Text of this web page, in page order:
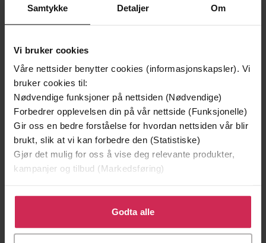
Samtykke Detaljer Om
Vi bruker cookies
Våre nettsider benytter cookies (informasjonskapsler). Vi
bruker cookies til:
Nødvendige funksjoner på nettsiden (Nødvendige)
Forbedrer opplevelsen din på vår nettside (Funksjonelle)
Gir oss en bedre forståelse for hvordan nettsiden vår blir
brukt, slik at vi kan forbedre den (Statistiske)
Gjør det mulig for oss å vise deg relevante produkter,
kampanjer og tilbud (Markedsføring)
Klikk på «Godta alle» for å gi oss ditt samtykke til å
bruke cookies for alle disse formålene. Du kan også
tilpasse ditt samtykke til spesifikke formål ved å klikke
Godta alle
199,-
Minnesota
Jo Nesbø
EBOK
349,-
Utskudd
Jørn Lier Horst
EBOK
An Inspector Lynley Novel, Book 20